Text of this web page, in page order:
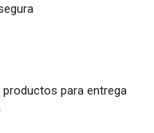
para entrega